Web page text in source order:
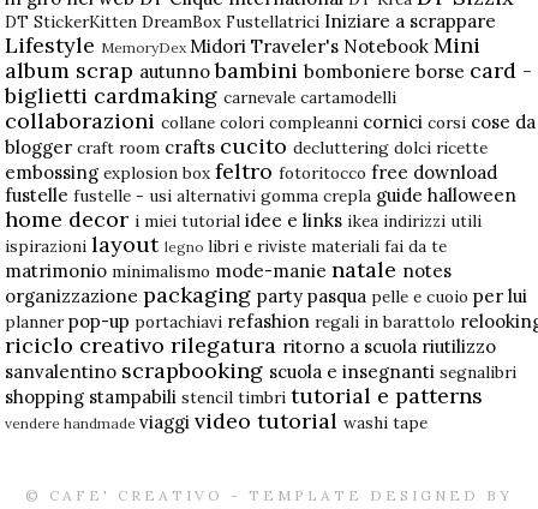
DT StickerKitten DreamBox Fustellatrici Iniziare a scrappare
Lifestyle MemoryDex Midori Traveler's Notebook Mini
album scrap autunno bambini bomboniere borse card -
biglietti cardmaking carnevale cartamodelli
collaborazioni collane colori compleanni cornici corsi cose da
blogger craft room crafts cucito decluttering dolci ricette
embossing explosion box feltro fotoritocco free download
fustelle fustelle - usi alternativi gomma crepla guide halloween
home decor i miei tutorial idee e links ikea indirizzi utili
ispirazioni layout legno libri e riviste materiali fai da te
matrimonio minimalismo mode-manie natale notes
organizzazione packaging party pasqua pelle e cuoio per lui
planner pop-up portachiavi refashion regali in barattolo
riciclo creativo rilegatura ritorno a scuola riutilizzo
sanvalentino scrapbooking scuola e insegnanti segnalibri
shopping stampabili stencil timbri tutorial e patterns
vendere handmade viaggi video tutorial washi tape
© CAFE' CREATIVO - TEMPLATE DESIGNED BY